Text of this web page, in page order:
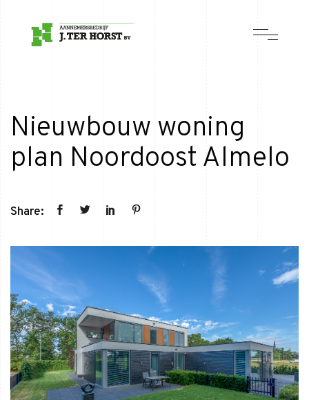
Nieuwbouw woning
plan Noordoost Almelo
Share: